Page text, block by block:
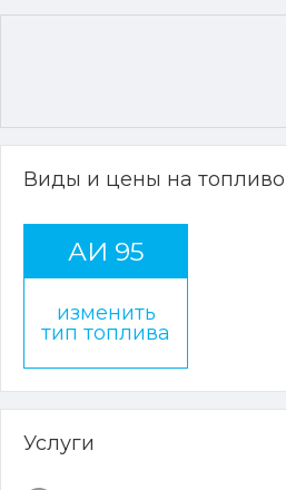
Виды и цены на топливо
АИ 95
изменить
тип топлива
Услуги